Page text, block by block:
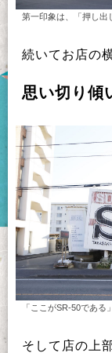
第一印象は、「押し出
続いて お 店の
思い切 り 傾
「ここがSR-50であ
そ して 店の 上